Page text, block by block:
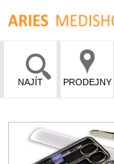
NAJÍT PRODEJNY